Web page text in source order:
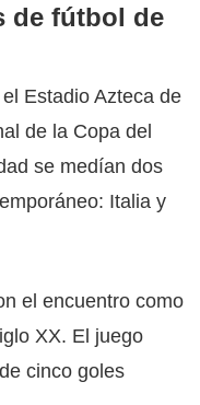
de fútbol de
Estadio Azteca de
de la Copa del
se medían dos
Italia y
el encuentro como
XX. El juego
cinco goles